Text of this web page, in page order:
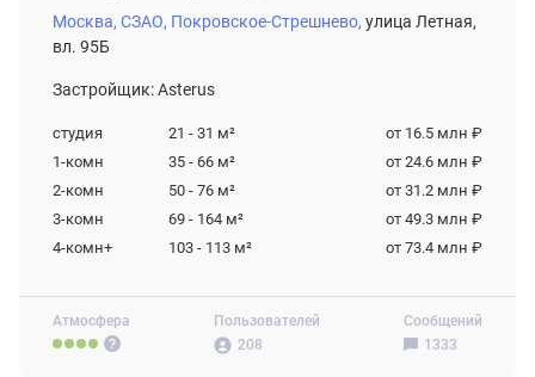
Атмосфера
Пользователей
208
Сообщений
1333
Москва, СЗАО, Покровское-Стрешнево, улица Летная,
вл. 95Б
Застройщик: Asterus
студия 21 - 31 м²
от 16.5 млн ₽
1-комн
35 - 66 м²
от 24.6 млн ₽
2-комн
50 - 76 м²
от 31.2 млн ₽
3-комн
69 - 164 м²
от 49.3 млн ₽
4-комн+
103 - 113 м² от 73.4 млн ₽